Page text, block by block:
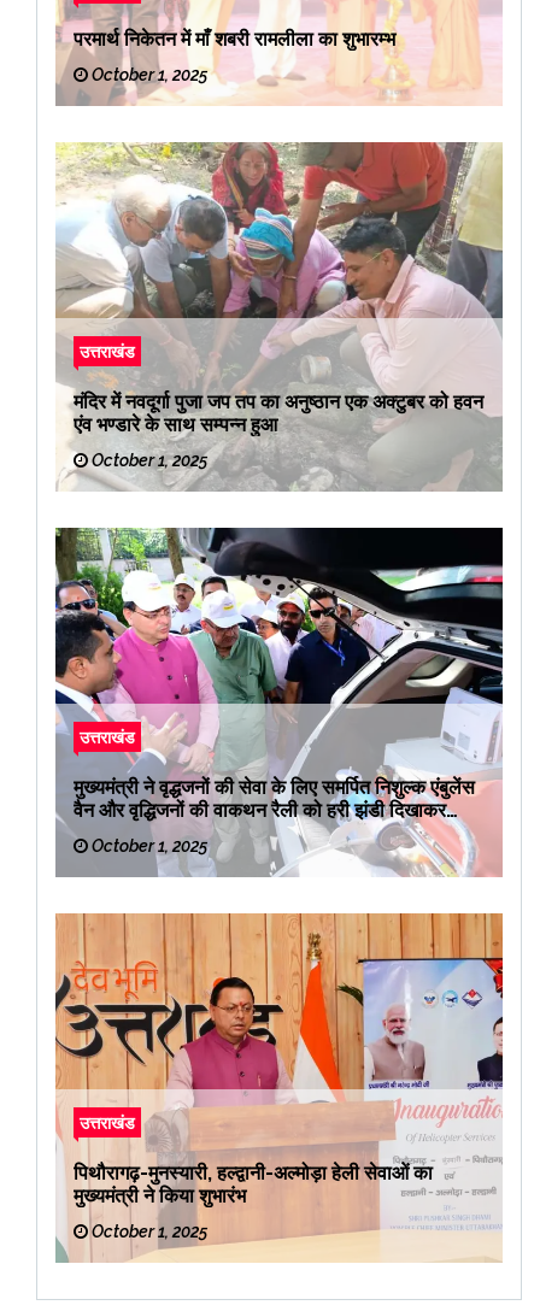
परमार्थ निकेतन में माँ शबरी रामलीला का शुभारम्भ
October 1, 2025
उत्तराखंड
मंदिर में नवदूर्गा पुजा जप तप का अनुष्ठान एक अक्टुबर को हवन
एंव भण्डारे के साथ सम्पन्न हुआ
October 1, 2025
उत्तराखंड
मुख्यमंत्री ने वृद्धजनों की सेवा के लिए समर्पित निशुल्क एंबुलेंस
वैन और वृद्धिजनों की वाकथन रैली को हरी झंडी दिखाकर
रवाना किया
October 1, 2025
उत्तराखंड
पिथौरागढ़-मुनस्यारी, हल्द्वानी-अल्मोड़ा हेली सेवाओं का
मुख्यमंत्री ने किया शुभारंभ
October 1, 2025